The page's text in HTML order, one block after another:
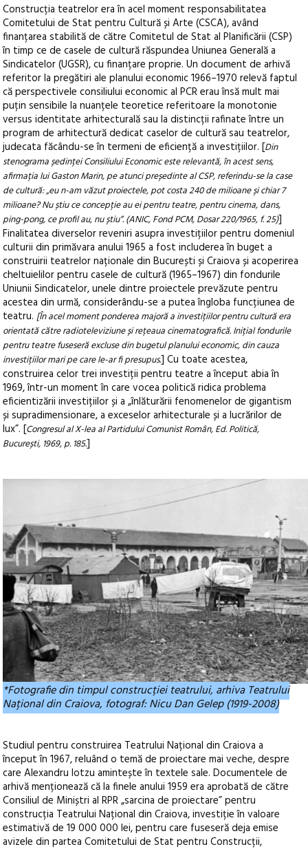
Construcția teatrelor era în acel moment responsabilitatea
Comitetului de Stat pentru Cultură și Arte (CSCA), având
finanțarea stabilită de către Comitetul de Stat al Planificării (CSP)
în timp ce de casele de cultură răspundea Uniunea Generală a
Sindicatelor (UGSR), cu finanțare proprie. Un document de arhivă
referitor la pregătiri ale planului economic 1966–1970 relevă faptul
că perspectivele consiliului economic al PCR erau însă mult mai
puțin sensibile la nuanțele teoretice referitoare la monotonie
versus identitate arhitecturală sau la distincții rafinate între un
program de arhitectură dedicat caselor de cultură sau teatrelor,
judecata făcându-se în termeni de eficiență a investițiilor. [Din
stenograma ședinței Consiliului Economic este relevantă, în acest sens,
afirmația lui Gaston Marin, pe atunci președinte al CSP, referindu-se la case
de cultură: „eu n-am văzut proiectele, pot costa 240 de milioane și chiar 7
milioane? Nu știu ce concepție au ei pentru teatre, pentru cinema, dans,
ping-pong, ce profil au, nu știu”. (ANIC, Fond PCM, Dosar 220/1965, f. 25)]
Finalitatea diverselor reveniri asupra investițiilor pentru domeniul
culturii din primăvara anului 1965 a fost includerea în buget a
construirii teatrelor naționale din București și Craiova și acoperirea
cheltuielilor pentru casele de cultură (1965–1967) din fondurile
Uniunii Sindicatelor, unele dintre proiectele prevăzute pentru
acestea din urmă, considerându-se a putea îngloba funcțiunea de
teatru.[În acel moment ponderea majoră a investițiilor pentru cultură era
orientată către radioteleviziune și rețeaua cinematografică. Inițial fondurile
pentru teatre fuseseră excluse din bugetul planului economic, din cauza
investițiilor mari pe care le-ar fi presupus.] Cu toate acestea,
construirea celor trei investiții pentru teatre a început abia în
1969, într-un moment în care vocea politică ridica problema
eficientizării investițiilor și a „înlăturării fenomenelor de gigantism
și supradimensionare, a exceselor arhitecturale și a lucrărilor de
lux”. [Congresul al X-lea al Partidului Comunist Român, Ed. Politică,
București, 1969, p. 185.]
*Fotografie din timpul construcției teatrului, arhiva Teatrului
Național din Craiova, fotograf: Nicu Dan Gelep (1919-2008)
Studiul pentru construirea Teatrului Național din Craiova a
început în 1967, reluând o temă de proiectare mai veche, despre
care Alexandru Iotzu amintește în textele sale. Documentele de
arhivă menționează că la finele anului 1959 era aprobată de către
Consiliul de Miniștri al RPR „sarcina de proiectare” pentru
construcția Teatrului Național din Craiova, investiție în valoare
estimativă de 19 000 000 lei, pentru care fuseseră deja emise
avizele din partea Comitetului de Stat pentru Construcții,